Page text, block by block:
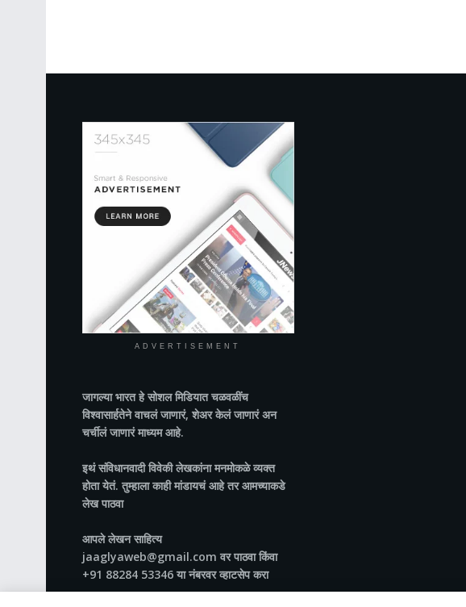
ADVERTISEMENT
जागल्या भारतहे सोशल मिडियात चळवळींच
विश्वासार्हतेने वाचलं जाणारं, शेअर केलं जाणारं अन
चर्चीलं जाणारं माध्यम आहे.
इथं संविधानवादी विवेकी लेखकांना मनमोकळे व्यक्त
होता येतं. तुम्हाला काही मांडायचं आहे तर आमच्याकडे
लेख पाठवा
आपले लेखन साहित्य
jaaglyaweb@gmail.com वर पाठवा किंवा
+91 88284 53346 या नंबरवर व्हाटसेप करा